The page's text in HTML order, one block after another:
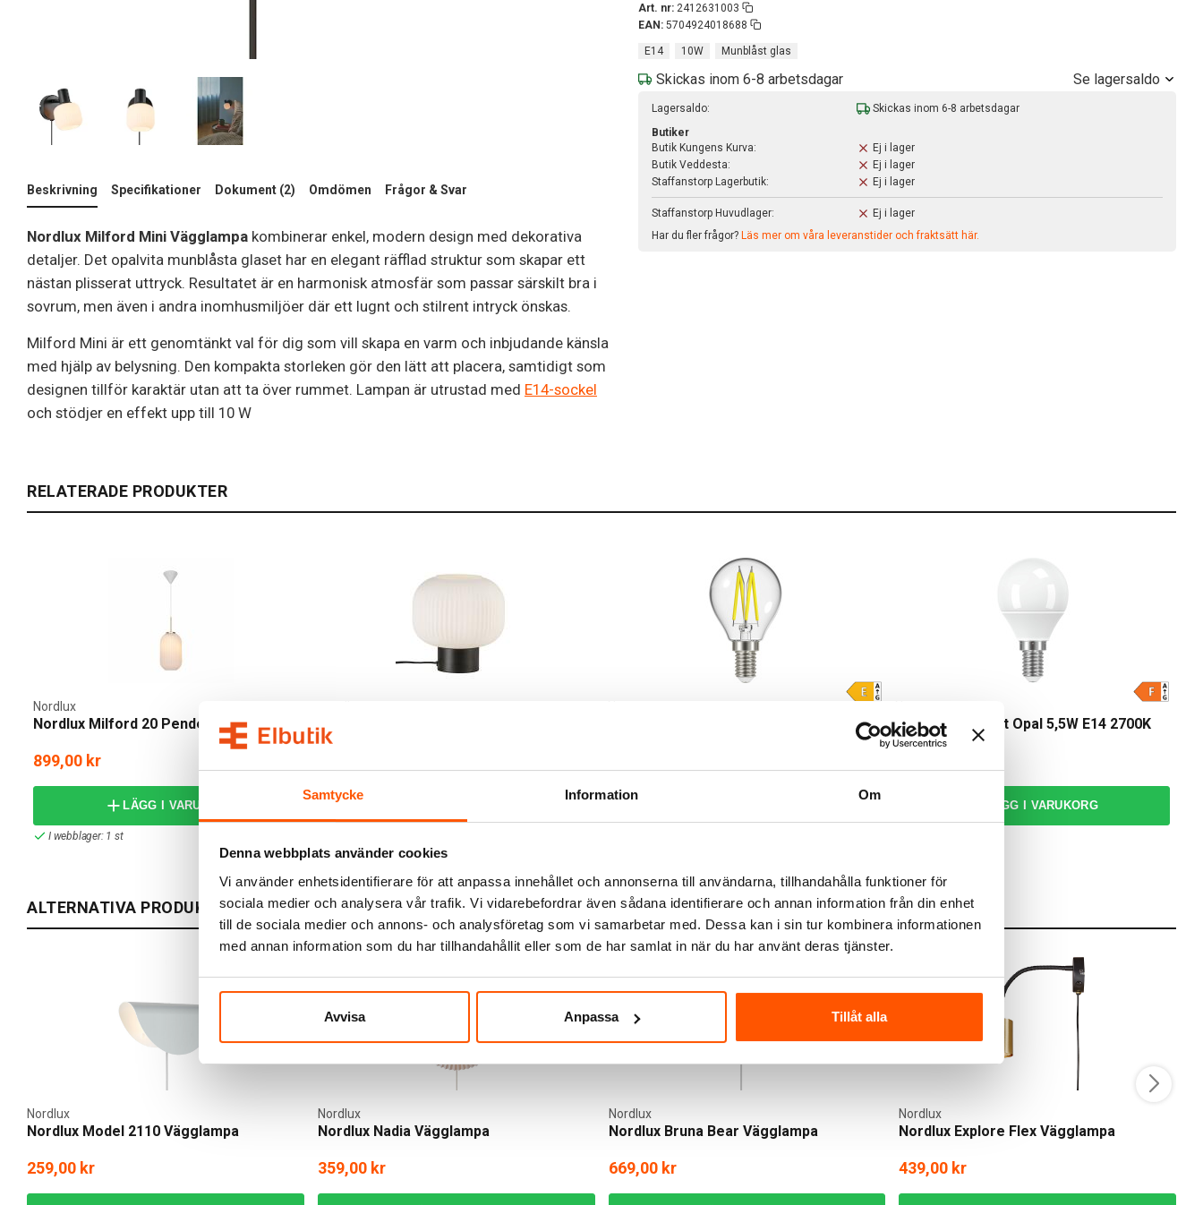
Samtycke Information Om
Denna webbplats använder cookies
Vi använder enhetsidentifierare för att anpassa innehållet och annonserna till användarna, tillhandahålla funktioner för
sociala medier och analysera vår trafik. Vi vidarebefordrar även sådana identifierare och annan information från din enhet
till de sociala medier och annons- och analysföretag som vi samarbetar med. Dessa kan i sin tur kombinera informationen
med annan information som du har tillhandahållit eller som de har samlat in när du har använt deras tjänster.
Avvisa Anpassa Tillåt alla
Beskrivning Specifikationer Dokument (2) Omdömen Frågor & Svar
Nordlux Milford Mini Vägglampa kombinerar enkel, modern design med dekorativa
detaljer. Det opalvita munblåsta glaset har en elegant räfflad struktur som skapar ett
nästan plisserat uttryck. Resultatet är en harmonisk atmosfär som passar särskilt bra i
sovrum, men även i andra inomhusmiljöer där ett lugnt och stilrent intryck önskas.
Milford Mini är ett genomtänkt val för dig som vill skapa en varm och inbjudande känsla
med hjälp av belysning. Den kompakta storleken gör den lätt att placera, samtidigt som
designen tillför karaktär utan att ta över rummet. Lampan är utrustad med E14-sockel
och stödjer en effekt upp till 10 W
Art. nr: 2412631003
EAN: 5704924018688
E14 10W Munblåst glas
Skickas inom 6-8 arbetsdagar Se lagersaldo
Lagersaldo:
Skickas inom 6-8 arbetsdagar
Butiker
Butik Kungens Kurva:
Ej i lager
Butik Veddesta:
Ej i lager
Staffanstorp Lagerbutik:
Ej i lager
Staffanstorp Huvudlager:
Ej i lager
Har du fler frågor? Läs mer om våra leveranstider och fraktsätt här.
RELATERADE PRODUKTER
Nordlux Milford 20 Pendel
Nordlux
899,00 kr
LÄGG I VARUKORG
I webblager: 1 st
Nordlux Milford Bordslampa Namron LED Filament Klot 4W E14 2700K
Namron LED Klot Opal 5,5W E14 2700K
Dim
LÄGG I VARUKORG
ALTERNATIVA PRODUKTER
Nordlux Model 2110 Vägglampa
Nordlux
259,00 kr
Nordlux Nadia Vägglampa
Nordlux
359,00 kr
Nordlux Bruna Bear Vägglampa
Nordlux
669,00 kr
Nordlux Explore Flex Vägglampa
Nordlux
439,00 kr